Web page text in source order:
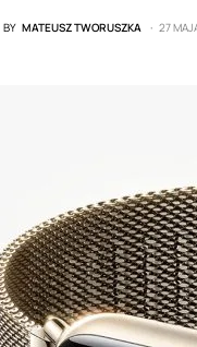
BY MATEUSZ TWORUSZKA 27